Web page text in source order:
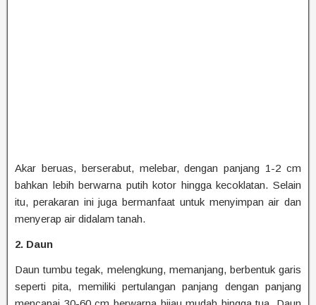
Akar beruas, berserabut, melebar, dengan panjang 1-2 cm
bahkan lebih berwarna putih kotor hingga kecoklatan. Selain
itu, perakaran ini juga bermanfaat untuk menyimpan air dan
menyerap air didalam tanah.
2. Daun
Daun tumbu tegak, melengkung, memanjang, berbentuk garis
seperti pita, memiliki pertulangan panjang dengan panjang